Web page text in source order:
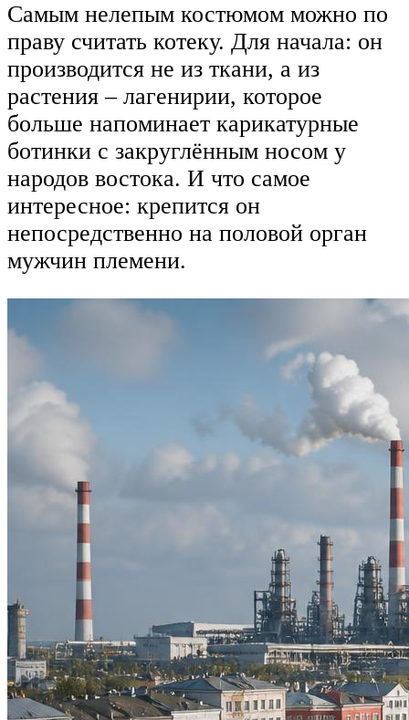
Самым нелепым костюмом можно по
праву считать котеку. Для начала: он
производится не из ткани, а из
растения – лагенирии, которое
больше напоминает карикатурные
ботинки с закруглённым носом у
народов востока. И что самое
интересное: крепится он
непосредственно на половой орган
мужчин племени.